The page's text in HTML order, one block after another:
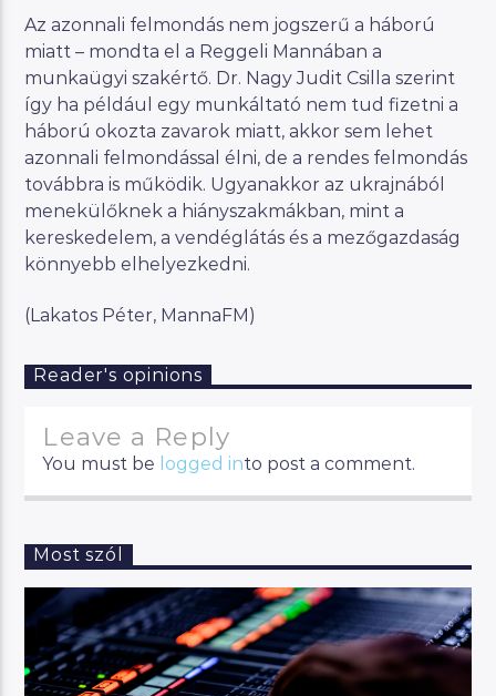
Az azonnali felmondás nem jogszerű a háború
miatt – mondta el a Reggeli Mannában a
munkaügyi szakértő. Dr. Nagy Judit Csilla szerint
így ha például egy munkáltató nem tud fizetni a
háború okozta zavarok miatt, akkor sem lehet
azonnali felmondással élni, de a rendes felmondás
továbbra is működik. Ugyanakkor az ukrajnából
menekülőknek a hiányszakmákban, mint a
kereskedelem, a vendéglátás és a mezőgazdaság
könnyebb elhelyezkedni.
(Lakatos Péter, MannaFM)
Reader's opinions
Leave a Reply
You must be logged into post a comment.
Most szól